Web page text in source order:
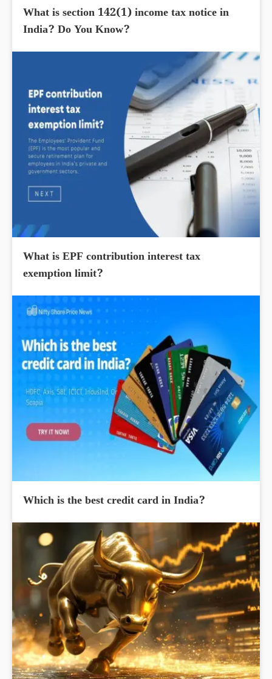
What is section 142(1) income tax notice in
India? Do You Know?
What is EPF contribution interest tax
exemption limit?
Which is the best credit card in India?